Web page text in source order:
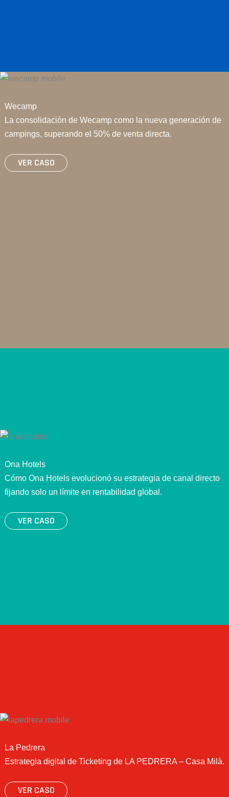
Wecamp
La consolidación de Wecamp como la nueva generación de
campings, superando el 50% de venta directa.
VER CASO
Ona Hotels
Cómo Ona Hotels evolucionó su estrategia de canal directo
fijando solo un límite en rentabilidad global.
VER CASO
La Pedrera
Estrategia digital de Ticketing de LA PEDRERA – Casa Milà.
VER CASO